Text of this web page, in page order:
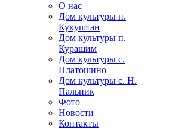
О нас
Дом культуры п.
Кукуштан
Дом культуры п.
Курашим
Дом культуры с.
Платошино
Дом культуры с. Н.
Пальник
Фото
Новости
Контакты